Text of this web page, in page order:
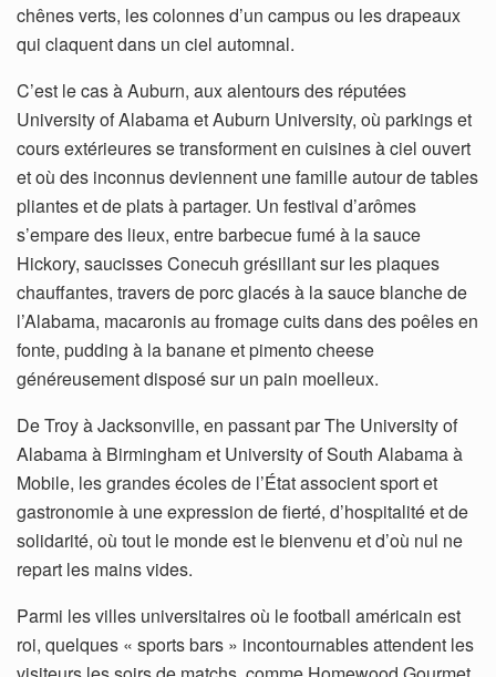
chênes verts, les colonnes d’un campus ou les drapeaux
qui claquent dans un ciel automnal.
C’est le cas à Auburn, aux alentours des réputées
University of Alabama et Auburn University, où parkings et
cours extérieures se transforment en cuisines à ciel ouvert
et où des inconnus deviennent une famille autour de tables
pliantes et de plats à partager. Un festival d’arômes
s’empare des lieux, entre barbecue fumé à la sauce
Hickory, saucisses Conecuh grésillant sur les plaques
chauffantes, travers de porc glacés à la sauce blanche de
l’Alabama, macaronis au fromage cuits dans des poêles en
fonte, pudding à la banane et pimento cheese
généreusement disposé sur un pain moelleux.
De Troy à Jacksonville, en passant par The University of
Alabama à Birmingham et University of South Alabama à
Mobile, les grandes écoles de l’État associent sport et
gastronomie à une expression de fierté, d’hospitalité et de
solidarité, où tout le monde est le bienvenu et d’où nul ne
repart les mains vides.
Parmi les villes universitaires où le football américain est
roi, quelques « sports bars » incontournables attendent les